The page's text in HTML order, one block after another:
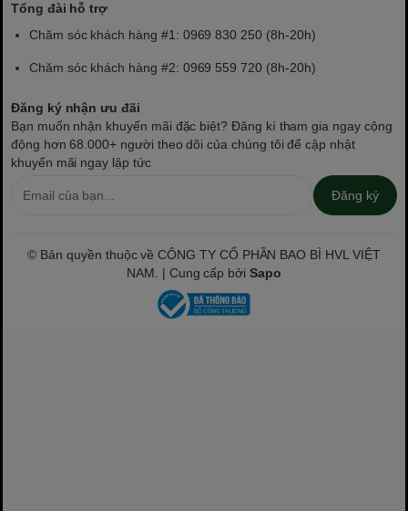
Tổng đài hỗ trợ
Chăm sóc khách hàng #1: 0969 830 250 (8h-20h)
Chăm sóc khách hàng #2: 0969 559 720 (8h-20h)
Đăng ký nhận ưu đãi
Bạn muốn nhận khuyến mãi đặc biệt? Đăng kí tham gia ngay cộng
động hơn 68.000+ người theo dõi của chúng tôi để cập nhật
khuyến mãi ngay lập tức
Đăng ký
© Bản quyền thuộc về CÔNG TY CỔ PHẦN BAO BÌ HVL VIỆT
NAM. | Cung cấp bởiSapo